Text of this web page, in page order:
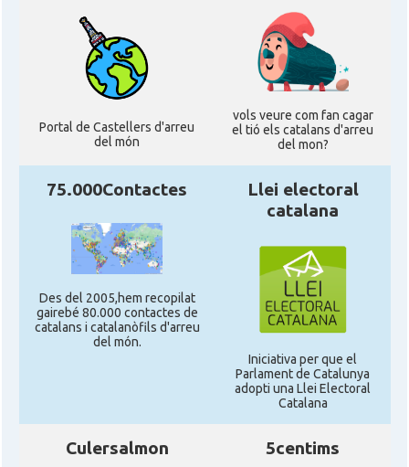
Portal de Castellers d'arreu
del món
vols veure com fan cagar
el tió els catalans d'arreu
del mon?
75.000Contactes
Des del 2005,hem recopilat
gairebé 80.000 contactes de
catalans i catalanòfils d'arreu
del món.
Llei electoral
catalana
Iniciativa per que el
Parlament de Catalunya
adopti una Llei Electoral
Catalana
Culersalmon 5centims